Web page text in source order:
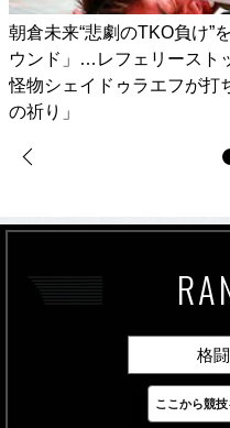
朝倉未来“悲劇のTKO負け”
ウンド」…レフェリースト
怪物シェイドゥラエフが打
の祈り」
格
最新
ここから競